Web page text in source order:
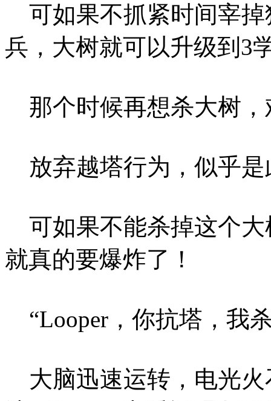
可如果不抓紧时间宰掉
兵，大树就可以升级到3
那个时候再想杀大树，
放弃越塔行为，似乎是
可如果不能杀掉这个大
就真的要爆炸了！
“Looper，你抗塔，我
大脑迅速运转，电光火